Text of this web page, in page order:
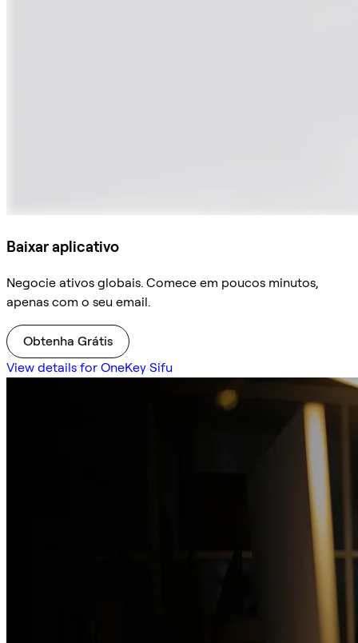
Baixar aplicativo
Negocie ativos globais. Comece em poucos minutos,
apenas com o seu email.
Obtenha Grátis
View details for OneKey Sifu